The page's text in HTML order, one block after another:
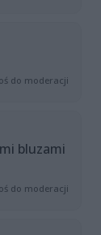
do moderacji
bluzami
do moderacji